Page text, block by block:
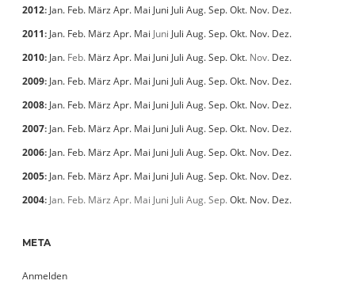
2012: Jan. Feb. März Apr. Mai Juni Juli Aug.Sep.Okt. Nov. Dez.
2011: Jan. Feb. März Apr. Mai Juni Juli Aug.Sep.Okt. Nov. Dez.
2010: Jan. Feb. März Apr. Mai Juni Juli Aug.Sep.Okt. Nov. Dez.
2009: Jan. Feb. März Apr. Mai Juni Juli Aug.Sep.Okt. Nov. Dez.
2008: Jan. Feb. März Apr. Mai Juni Juli Aug.Sep.Okt. Nov. Dez.
2007: Jan. Feb. März Apr. Mai Juni Juli Aug.Sep.Okt. Nov. Dez.
2006: Jan. Feb. März Apr. Mai Juni Juli Aug.Sep.Okt. Nov. Dez.
2005: Jan. Feb. März Apr. Mai Juni Juli Aug.Sep.Okt. Nov. Dez.
2004: Jan. Feb. März Apr. Mai Juni Juli Aug.Sep.Okt. Nov. Dez.
META
Anmelden